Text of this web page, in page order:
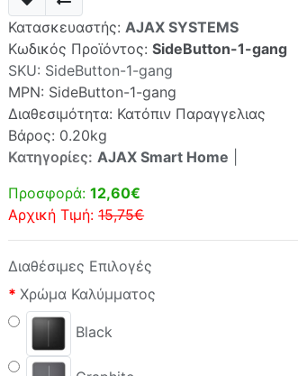
Κατασκευαστής:AJAX SYSTEMS
Κωδικός Προϊόντος:SideButton-1-gang
SKU: SideButton-1-gang
MPN: SideButton-1-gang
Διαθεσιμότητα: Κατόπιν Παραγγελιας
Βάρος: 0.20kg
Κατηγορίες: AJAX Smart Home
Προσφορά:12,60€
Αρχική Τιμή:15,75€
Διαθέσιμες Επιλογές
Χρώμα Καλύμματος
Black